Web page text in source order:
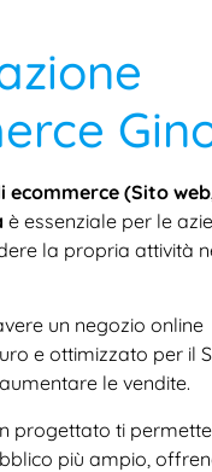
ecommerce (Sito
è essenziale per le
la propria attività
un negozio online
e ottimizzato per il
le vendite.
progettato ti
più ampio,